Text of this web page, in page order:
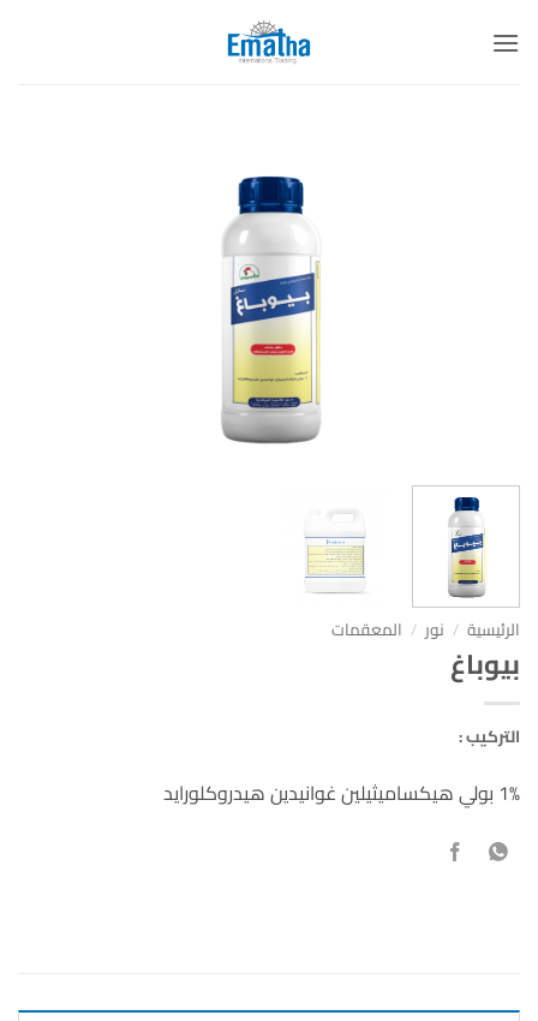
للمحتوى
الرئيسية / نور / المعقمات
بيوباغ
التركيب :
1% بولي هيكساميثيلين غوانيدين هيدروكلورايد